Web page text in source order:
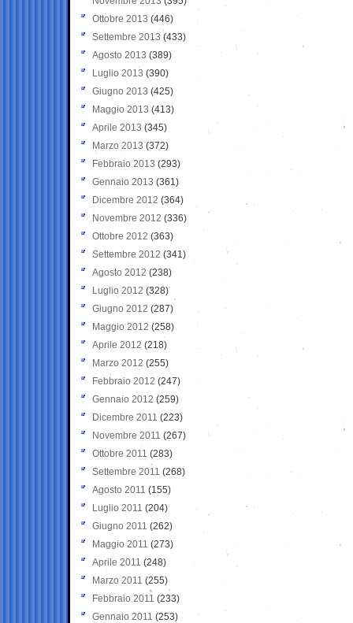
Ottobre 2013 (446)
Settembre 2013 (433)
Agosto 2013 (389)
Luglio 2013 (390)
Giugno 2013 (425)
Maggio 2013 (413)
Aprile 2013 (345)
Marzo 2013 (372)
Febbraio 2013 (293)
Gennaio 2013 (361)
Dicembre 2012 (364)
Novembre 2012 (336)
Ottobre 2012 (363)
Settembre 2012 (341)
Agosto 2012 (238)
Luglio 2012 (328)
Giugno 2012 (287)
Maggio 2012 (258)
Aprile 2012 (218)
Marzo 2012 (255)
Febbraio 2012 (247)
Gennaio 2012 (259)
Dicembre 2011 (223)
Novembre 2011 (267)
Ottobre 2011 (283)
Settembre 2011 (268)
Agosto 2011 (155)
Luglio 2011 (204)
Giugno 2011 (262)
Maggio 2011 (273)
Aprile 2011 (248)
Marzo 2011 (255)
Febbraio 2011 (233)
Gennaio 2011 (253)